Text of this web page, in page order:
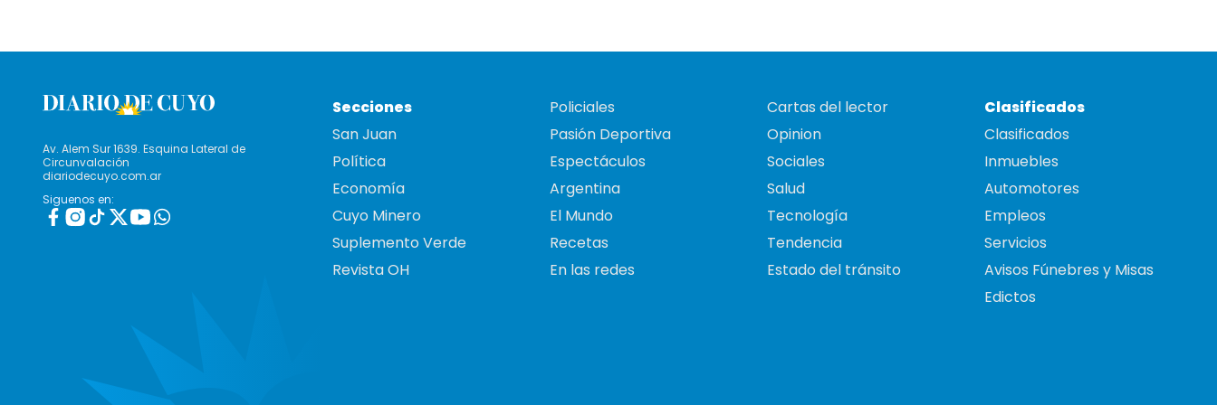
Av. Alem Sur 1639. Esquina Lateral de
Circunvalación
diariodecuyo.com.ar
Siguenos en:
Secciones
San Juan
Política
Economía
Cuyo Minero
Suplemento Verde
Revista OH
Policiales
Pasión Deportiva
Espectáculos
Argentina
El Mundo
Recetas
En las redes
Cartas del lector
Opinion
Sociales
Salud
Tecnología
Tendencia
Estado del tránsito
Clasificados
Clasificados
Inmuebles
Automotores
Empleos
Servicios
Avisos Fúnebres y Misas
Edictos